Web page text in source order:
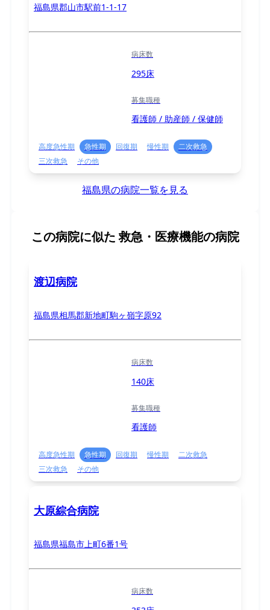
福島県郡山市駅前1-1-17
病床数
295床
募集職種
看護師 / 助産師 / 保健師
高度急性期 急性期 回復期 慢性期
二次救急
三次救急
その他
福島県の病院一覧を見る
この病院に似た 救急・医療機能の病院
渡辺病院
福島県相馬郡新地町駒ヶ嶺字原92
病床数
140床
募集職種
看護師
高度急性期 急性期 回復期 慢性期
二次救急
三次救急
その他
大原綜合病院
福島県福島市上町6番1号
病床数